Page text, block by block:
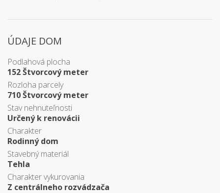
ÚDAJE DOM
Podlahová plocha
152 Štvorcový meter
Rozloha parcely
710 Štvorcový meter
Stav nehnuteľnosti
Určený k renovácii
Charakter
Rodinný dom
Stavebný materiál
Tehla
Charakter vykurovania
Z centrálneho rozvádzača